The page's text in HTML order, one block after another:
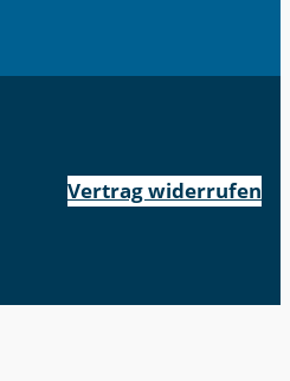
Vertrag widerrufen